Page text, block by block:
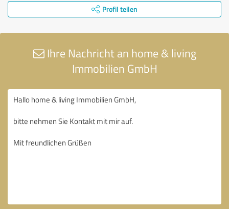
Profil teilen
Ihre Nachricht an home & living
Immobilien GmbH